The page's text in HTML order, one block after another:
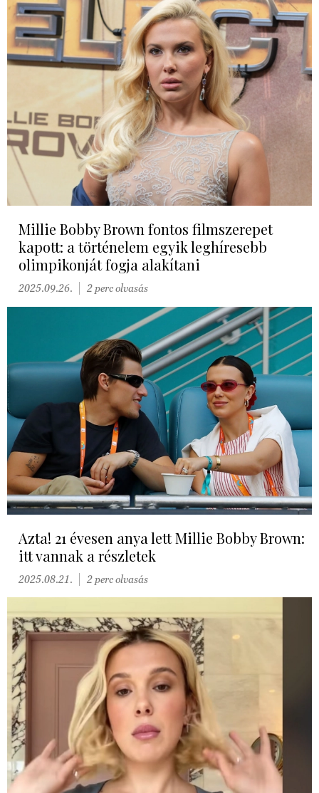
Millie Bobby Brown fontos filmszerepet
kapott: a történelem egyik leghíresebb
olimpikonját fogja alakítani
2025.09.26. 2 perc olvasás
Azta! 21 évesen anya lett Millie Bobby Brown:
itt vannak a részletek
2025.08.21. 2 perc olvasás